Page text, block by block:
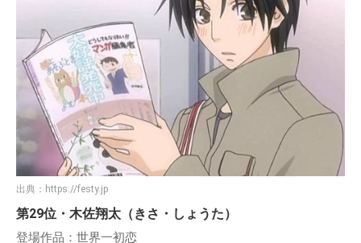
出典： https://festy.jp
第29位・木佐翔太（きさ・しょうた）
登場作品：世界一初恋